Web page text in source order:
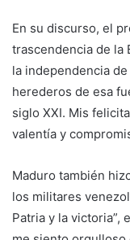
En su discurso, el
trascendencia de la
la independencia
herederos de esa
siglo XXI. Mis
valentía y
Maduro también
los militares
Patria y la victoria”,